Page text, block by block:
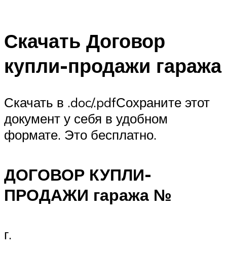
Скачать Договор
купли-продажи гаража
Скачать в .doc/.pdfСохраните этот
документ у себя в удобном
формате. Это бесплатно.
ДОГОВОР КУПЛИ-
ПРОДАЖИ гаража №
г.